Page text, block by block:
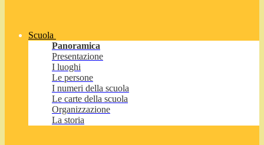
Scuola
Panoramica
Presentazione
I luoghi
Le persone
I numeri della scuola
Le carte della scuola
Organizzazione
La storia